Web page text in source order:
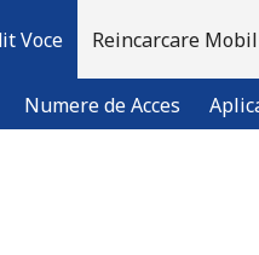
Voce
Numere de Acces
Reincarcare Mobil